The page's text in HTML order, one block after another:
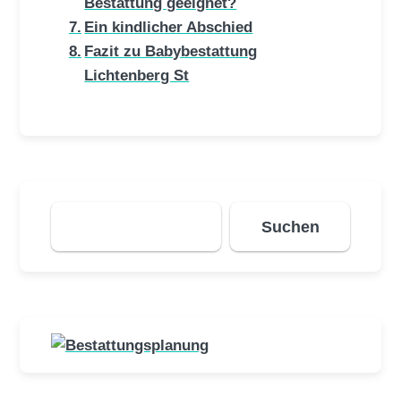
Ein kindlicher Abschied
Fazit zu Babybestattung
Lichtenberg St
Suchen
Suchen